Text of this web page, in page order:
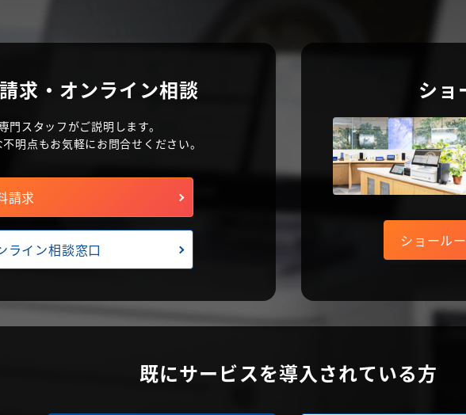
求・オンライン相談
門スタッフがご説明します。
不明点もお気軽にお問合せください。
請求
ライン相談窓口
ショ
ショール
既にサービスを導入されている方